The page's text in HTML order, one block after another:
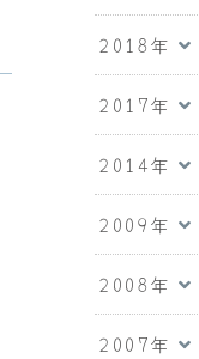
2018年
2017年
2014年
2009年
2008年
2007年